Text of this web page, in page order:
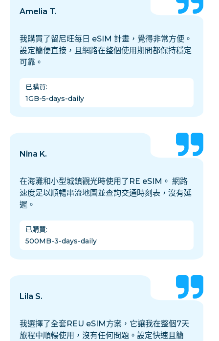
Amelia T.
我購買了留尼旺每日 eSIM 計畫，覺得非常方便。
設定簡便直接，且網路在整個使用期間都保持穩定
可靠。
已購買:
1GB-5-days-daily
Nina K.
在海灘和小型城鎮觀光時使用了RE eSIM。 網路
速度足以順暢串流地圖並查詢交通時刻表，沒有延
遲。
已購買:
500MB-3-days-daily
Lila S.
我選擇了全套REU eSIM方案，它讓我在整個7天
旅程中順暢使用，沒有任何問題。設定快速且簡